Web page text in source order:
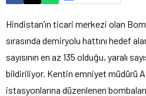
Hindistan’ın ticari merkezi olan
sırasında demiryolu hattını hedef
sayısının en az 135 olduğu, yaralı
bildiriliyor. Kentin emniyet müdürü
istasyonlarına düzenlenen